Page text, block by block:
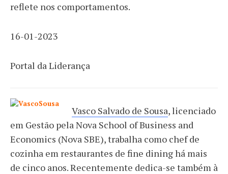
reflete nos comportamentos.
16-01-2023
Portal da Liderança
Vasco Salvado de Sousa, licenciado
em Gestão pela Nova School of Business and
Economics (Nova SBE), trabalha como chef de
cozinha em restaurantes de fine dining há mais
de cinco anos. Recentemente dedica-se também à